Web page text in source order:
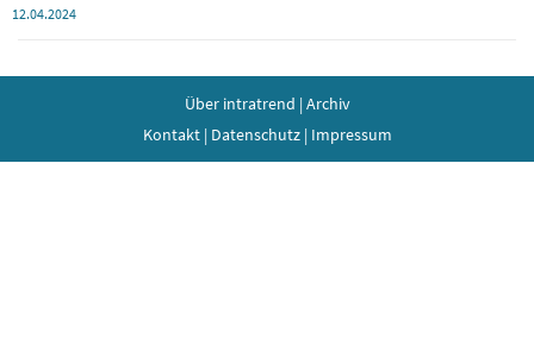
12.04.2024
Über intratrend | Archiv
Kontakt| Datenschutz| Impressum